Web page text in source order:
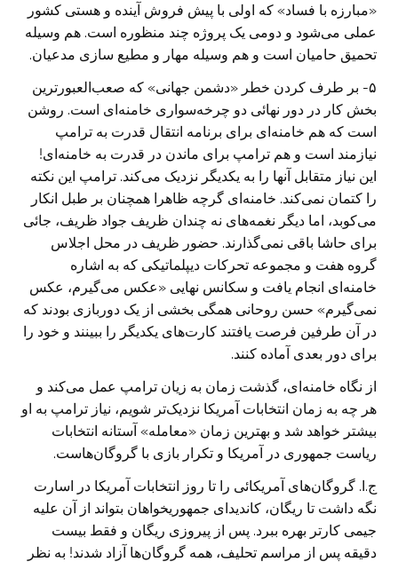
«مبارزه با فساد» که اولی با ‏پیش فروش آینده و هستی کشور
عملی می‌شود و دومی یک پروژه چند منظوره ‏است. هم وسیله
تحمیق حامیان است و هم وسیله مهار و مطیع سازی مدعیان.‏
‏۵-‏ بر طرف کردن خطر «دشمن جهانی» که صعب‌العبور‌ترین
بخش کار در دور ‏نهائی دو چرخه‌سواری خامنه‌ای است. روشن
است که هم خامنه‌ای برای برنامه ‏انتقال قدرت به ترامپ
نیازمند است و هم ترامپ برای ماندن در قدرت به خامنه‌ای!
‏این نیاز متقابل آنها را به یکدیگر نزدیک می‌کند. ترامپ این نکته
را کتمان نمی‌‏کند. خامنه‌ای گرچه ظاهرا همچنان بر طبل انکار
می‌کوبد، اما دیگر نغمه‌های نه ‏چندان ظریف جواد ظریف، جائی
برای حاشا باقی نمی‌گذارند. حضور ظریف در ‏محل اجلاس
گروه هفت و مجموعه تحرکات دیپلماتیکی که به اشاره
خامنه‌ای انجام یافت ‏و سکانس نهایی «عکس می‌گیرم، عکس
نمی‌گیرم» حسن روحانی همگی بخشی ‏از یک دوربازی بودند که
در آن طرفین فرصت یافتند کارت‌های یکدیگر را ببینند ‏و خود را
برای دور بعدی آماده کنند.‏
از نگاه خامنه‌ای، گذشت زمان به زیان ترامپ عمل می‌کند و
هر چه به زمان ‏انتخابات آمریکا نزدیک‌تر شویم، نیاز ترامپ به او
بیشتر خواهد شد و بهترین زمان «معامله» آستانه انتخابات
ریاست جمهوری در آمریکا و تکرار بازی با گروگان‌هاست.
ج.ا. گروگان‌های آمریکائی را تا روز انتخابات آمریکا در اسارت
نگه داشت تا ‏ریگان، کاندیدای جمهوریخواهان بتواند از آن علیه
جیمی کارتر بهره ببرد. پس از ‏پیروزی ریگان و فقط بیست
دقیقه پس از مراسم تحلیف، همه گروگان‌ها آزاد ‏شدند! به نظر